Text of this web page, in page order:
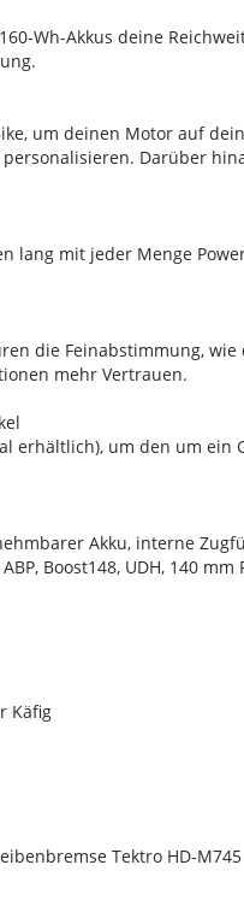
Wh-Akkus deine
um deinen Motor auf
Darüber
lang mit jeder Menge
die Feinabstimmung,
mehr Vertrauen.
erhältlich), um den um
Akku, interne
Boost148, UDH, 140 mm
Käfig
Tektro HD-M745